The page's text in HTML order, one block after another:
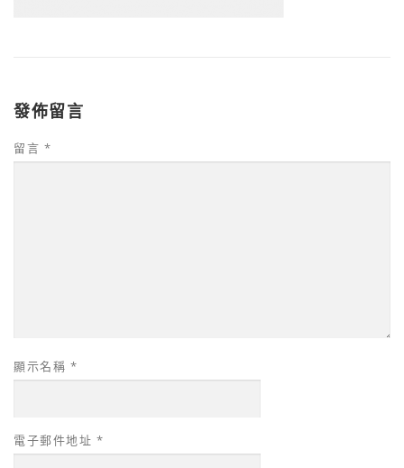
發佈留言
留言 *
顯示名稱 *
電子郵件地址 *